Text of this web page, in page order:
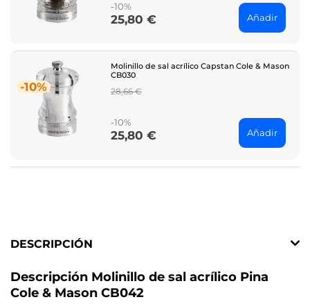
-10%
Price
25,80 € Añadir
-10%
Molinillo de sal acrílico Capstan Cole & Mason
CB030
Regular
28,66 €
-10%
Price
25,80 € Añadir
DESCRIPCIÓN
Descripción Molinillo de sal acrílico Pina
Cole & Mason CB042